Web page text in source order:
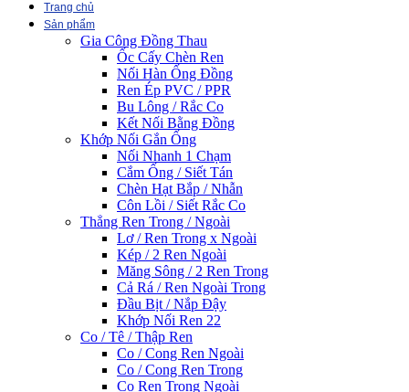
Trang chủ
Sản phẩm
Gia Công Đồng Thau
Ốc Cấy Chèn Ren
Nối Hàn Ống Đồng
Ren Ép PVC / PPR
Bu Lông / Rắc Co
Kết Nối Bằng Đồng
Khớp Nối Gắn Ống
Nối Nhanh 1 Chạm
Cắm Ống / Siết Tán
Chèn Hạt Bắp / Nhẫn
Côn Lồi / Siết Rắc Co
Thẳng Ren Trong / Ngoài
Lơ / Ren Trong x Ngoài
Kép / 2 Ren Ngoài
Măng Sông / 2 Ren Trong
Cả Rá / Ren Ngoài Trong
Đầu Bịt / Nắp Đậy
Khớp Nối Ren 22
Co / Tê / Thập Ren
Co / Cong Ren Ngoài
Co / Cong Ren Trong
Co Ren Trong Ngoài